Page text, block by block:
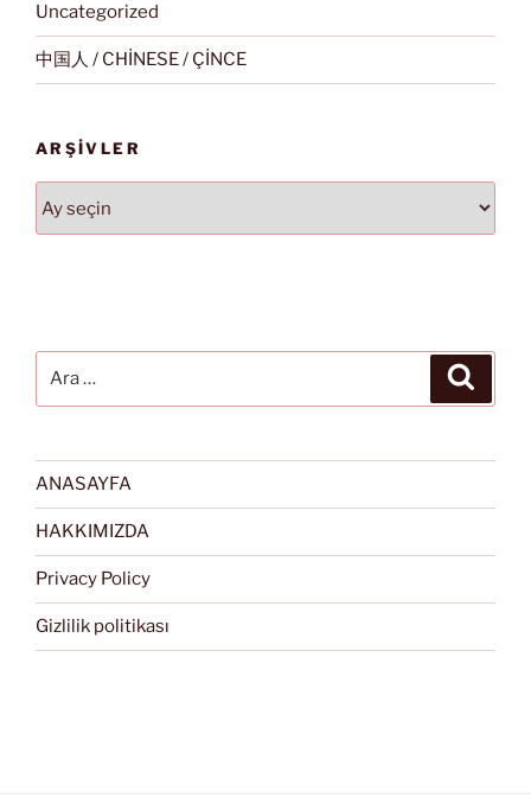
Uncategorized
中国人 / CHİNESE / ÇİNCE
ARŞIVLER
ANASAYFA
HAKKIMIZDA
Privacy Policy
Gizlilik politikası